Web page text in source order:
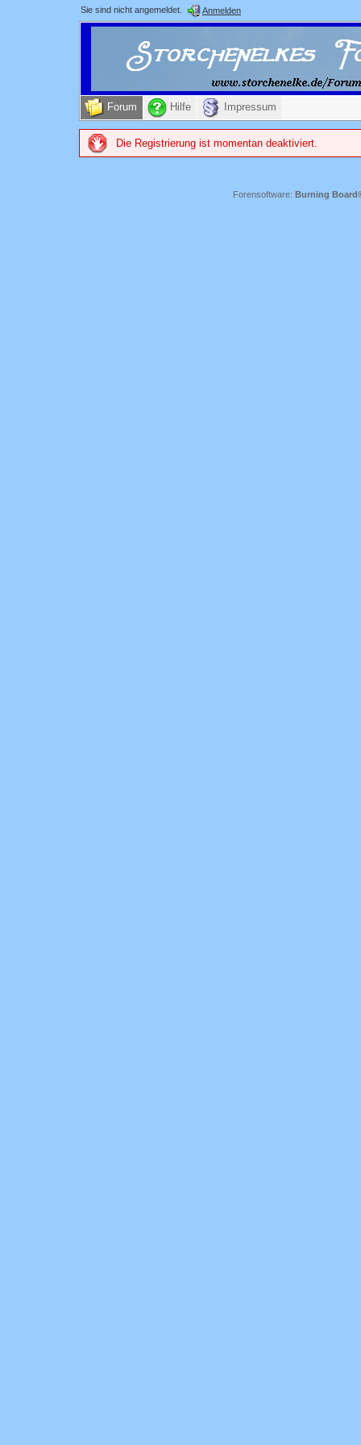
Sie sind nicht angemeldet. Anmelden
Forum Hilfe Impressum
Die Registrierung ist momentan deaktiviert.
Forensoftware: Burning